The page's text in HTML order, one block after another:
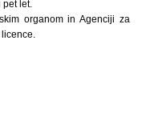
pet let.
organom in Agenciji za